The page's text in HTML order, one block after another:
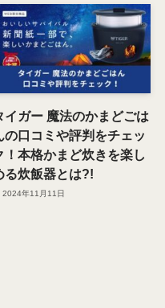
イガー 魔法のかまどごは
の口コミや評判をチェッ
！本格かまど炊きを楽し
る炊飯器とは?!
2024年11月11日